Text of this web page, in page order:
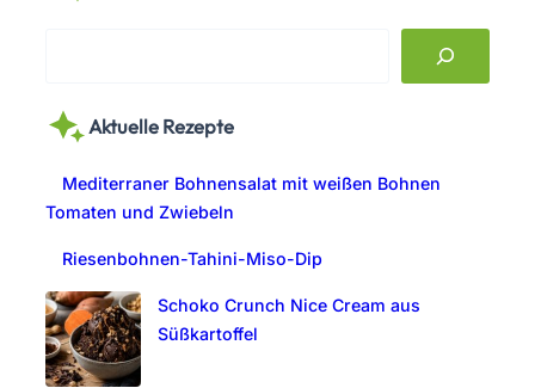
r
Aktuelle Rezepte
Mediterraner Bohnensalat mit weißen Bohnen
Tomaten und Zwiebeln
Riesenbohnen-Tahini-Miso-Dip
Schoko Crunch Nice Cream aus
Süßkartoffel